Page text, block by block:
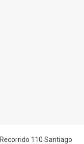
Recorrido 110 Santiago